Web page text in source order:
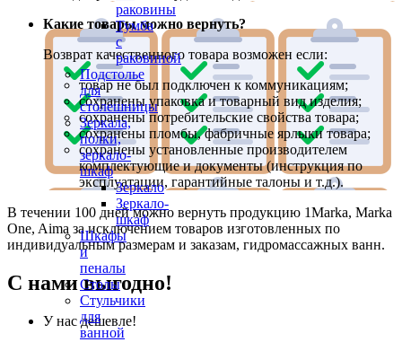
раковины
Тумба
с
раковиной
Подстолье
для
столешницы
Зеркала,
полки,
зеркало-
шкаф
Зеркало
Зеркало-
шкаф
Шкафы
и
пеналы
Столы
Стульчики
для
ванной
Какие товары можно вернуть?
Возврат качественного товара возможен если:
товар не был подключен к коммуникациям;
сохранены упаковка и товарный вид изделия;
сохранены потребительские свойства товара;
сохранены пломбы, фабричные ярлыки товара;
сохранены установленные производителем
комплектующие и документы (инструкция по
эксплуатации, гарантийные талоны и т.д.).
В течении 100 дней можно вернуть продукцию 1Marka, Marka
One, Aima за исключением товаров изготовленных по
индивидуальным размерам и заказам, гидромассажных ванн.
С нами выгодно!
У нас дешевле!